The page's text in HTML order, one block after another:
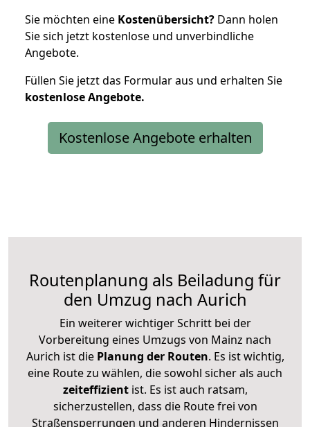
Sie möchten eine Kostenübersicht? Dann holen
Sie sich jetzt kostenlose und unverbindliche
Angebote.
Füllen Sie jetzt das Formular aus und erhalten Sie
kostenloseAngebote.
Kostenlose Angebote erhalten
Routenplanung als Beiladung für
den Umzug nach Aurich
Ein weiterer wichtiger Schritt bei der
Vorbereitung eines Umzugs von Mainz nach
Aurich ist diePlanung der Routen. Es ist wichtig,
eine Route zu wählen, die sowohl sicher als auch
zeiteffizientist. Es ist auch ratsam,
sicherzustellen, dass die Route frei von
Straßensperrungen und anderen Hindernissen